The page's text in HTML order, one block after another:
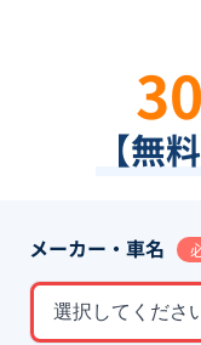
30
【無
メーカー・車名
選択してくださ